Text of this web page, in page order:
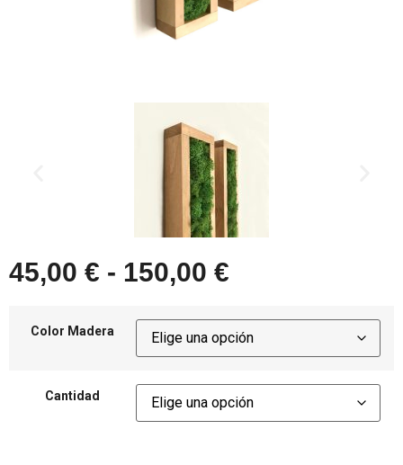
45,00 € - 150,00 €
Color Madera
Cantidad